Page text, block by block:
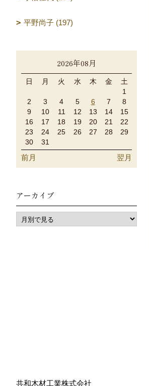
平野尚子 (197)
2026年08月
日 月 火 水 木 金
土
1
2
3 4 5 6 7
8
9
10 11 12 13 14
15
16
17 18 19 20 21
22
23
24 25 26 27 28
29
30
31
前月 翌月
アーカイブ
共和木材工業株式会社